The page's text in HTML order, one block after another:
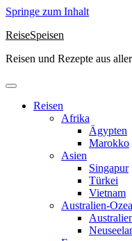
Springe zum Inhalt
ReiseSpeisen
Reisen und Rezepte aus
Reisen
Afrika
Ägypten
Marokko
Asien
Singapur
Türkei
Vietnam
Australien-